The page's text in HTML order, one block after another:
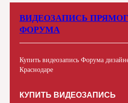
ВИДЕОЗАПИСЬ
ФОРУМА
Купить видеозапись Форума
Краснодаре
КУПИТЬ ВИДЕОЗАПИСЬ